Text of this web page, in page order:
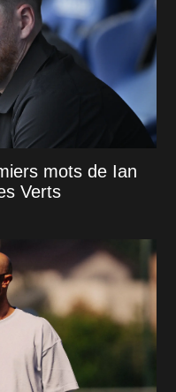
mots de Ian
Verts